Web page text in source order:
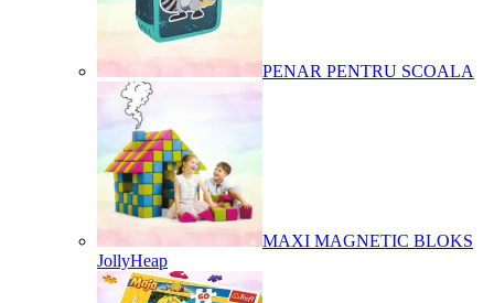
PENAR PENTRU SCOALA
MAXI MAGNETIC BLOKS
JollyHeap